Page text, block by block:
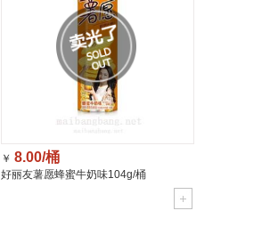
￥ 8.00/桶
好丽友薯愿蜂蜜牛奶味104g/桶